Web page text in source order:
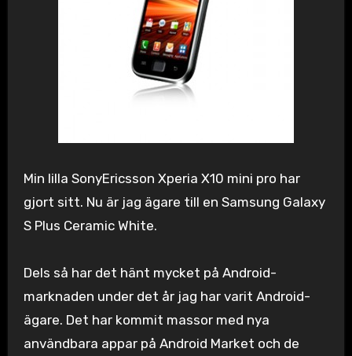
Min lilla SonyEricsson Xperia X10 mini pro har
gjort sitt. Nu är jag ägare till en Samsung Galaxy
S Plus Ceramic White.
Dels så har det hänt mycket på Android-
marknaden under det år jag har varit Android-
ägare. Det har kommit massor med nya
användbara appar på Android Market och de